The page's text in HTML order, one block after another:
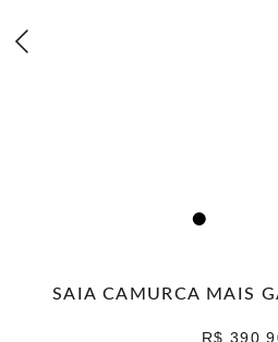
SAIA CAMURCA MAIS
R$